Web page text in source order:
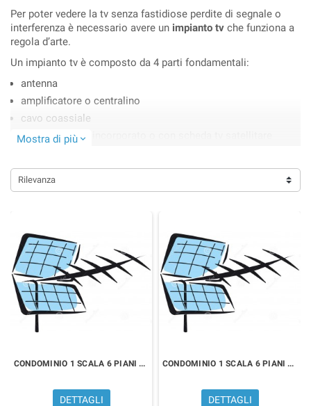
Per poter vedere la tv senza fastidiose perdite di segnale o
interferenza è necessario avere un impianto tv che funziona a
regola d’arte.
Un impianto tv è composto da 4 parti fondamentali:
antenna
amplificatore o centralino
cavo coassiale
tv con decoder incorporato o con scheda tv satellitare
impianto TV dalla presa all’antenna, comprese le schede
TVSAT per la configurazione satellitare della televisione,
compila il form sottostante, i nostri tecnici sono a tua
disposizione.
Mostra di più expand_more
Rilevanza
CONDOMINIO 1 SCALA 6 PIANI 12 PRESE
DETTAGLI
CONDOMINIO 1 SCALA 6 PIANI 18 PRESE
DETTAGLI